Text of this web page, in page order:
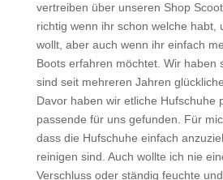
vertreiben über unseren Shop
richtig wenn ihr schon welche habt,
wollt, aber auch wenn ihr einfach
Boots erfahren möchtet. Wir haben
sind seit mehreren Jahren
Davor haben wir etliche Hufschuhe
passende für uns gefunden. Für
dass die Hufschuhe einfach
reinigen sind. Auch wollte ich nie
Verschluss oder ständig feuchte